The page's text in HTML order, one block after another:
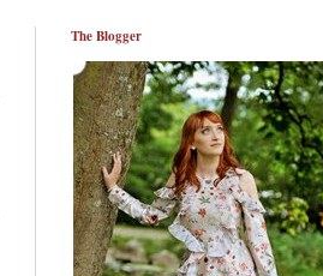
The Blogger